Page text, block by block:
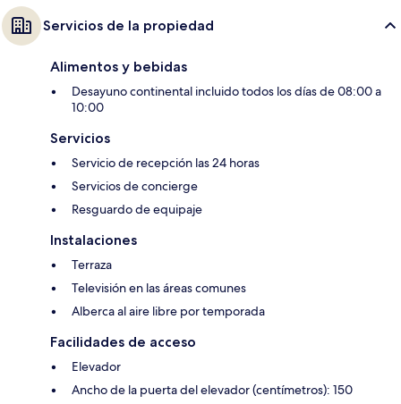
Servicios de la propiedad
Alimentos y bebidas
Desayuno continental incluido todos los días de 08:00 a
10:00
Servicios
Servicio de recepción las 24 horas
Servicios de concierge
Resguardo de equipaje
Instalaciones
Terraza
Televisión en las áreas comunes
Alberca al aire libre por temporada
Facilidades de acceso
Elevador
Ancho de la puerta del elevador (centímetros): 150